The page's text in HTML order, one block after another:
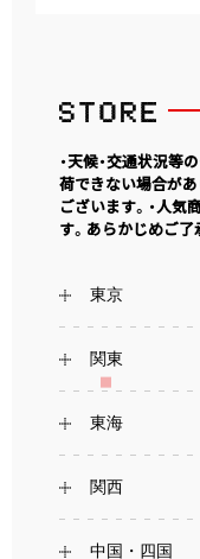
・天候・交通状況等
荷できない場合が
ございます。・人
す。あらかじめご了
東京
関東
東海
関西
中国・四国